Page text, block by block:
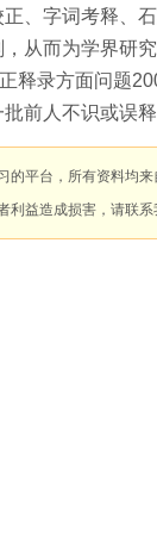
、字词考释、
从而为学界研
释录方面问题
前人不识或误
的平台，所有资料均
利益造成损害，请联系